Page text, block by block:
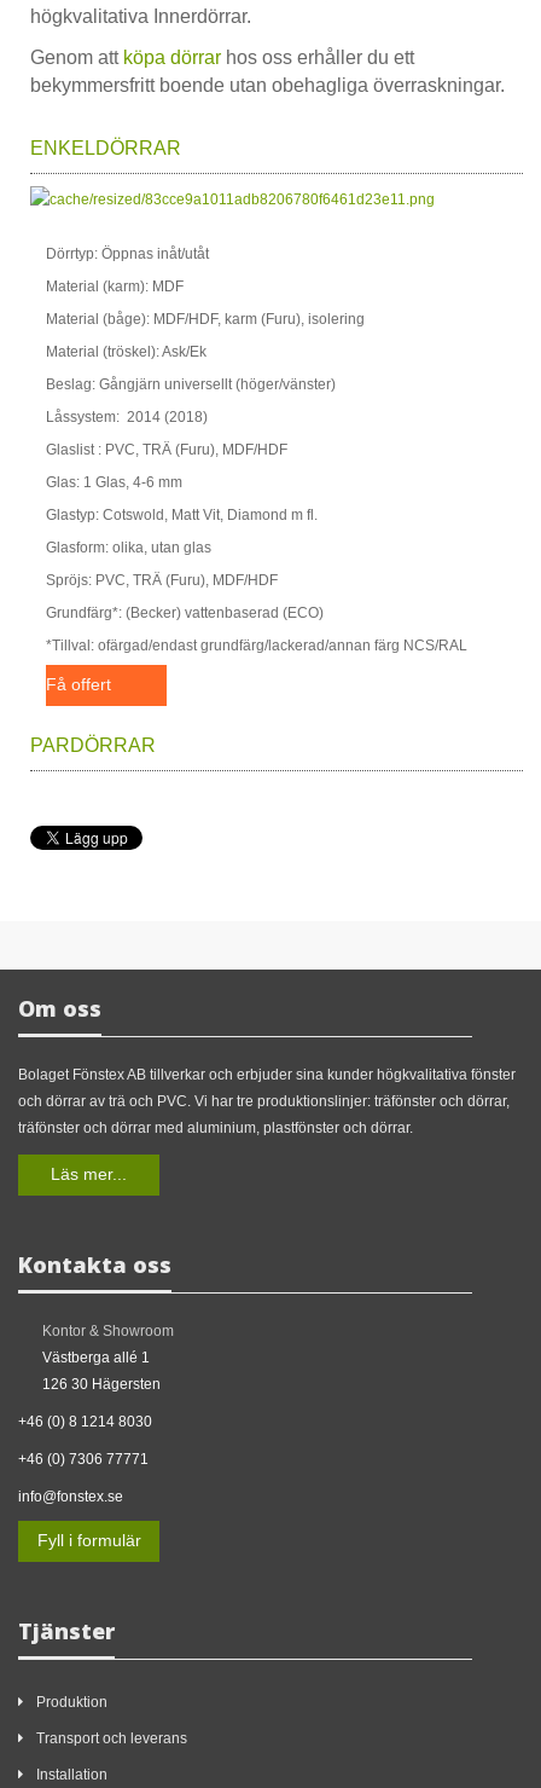
högkvalitativa Innerdörrar.
Genom att köpa dörrar hos oss erhåller du ett
bekymmersfritt boende utan obehagliga överraskningar.
ENKELDÖRRAR
Dörrtyp: Öppnas inåt/utåt
Material (karm): MDF
Material (båge): MDF/HDF, karm (Furu), isolering
Material (tröskel): Ask/Ek
Beslag: Gångjärn universellt (höger/vänster)
Låssystem: 2014 (2018)
Glaslist : PVC, TRÄ (Furu), MDF/HDF
Glas: 1 Glas, 4-6 mm
Glastyp: Cotswold, Matt Vit, Diamond m fl.
Glasform: olika, utan glas
Spröjs: PVC, TRÄ (Furu), MDF/HDF
Grundfärg*: (Becker) vattenbaserad (ECO)
*Tillval: ofärgad/endast grundfärg/lackerad/annan färg NCS/RAL
Få offert
PARDÖRRAR
Dörrtyp: Öppnas inåt/utåt (2-luft)
Låssystem: 2014 (2018)
Glas: 1 Glas, 4-6 mm
Glastyp: Cotswold, Matt Vit, Diamond m fl.
Spröjs: PVC, TRÄ (Furu), MDF/HDF
Om oss
Bolaget Fönstex AB tillverkar och erbjuder sina kunder högkvalitativa fönster
och dörrar av trä och PVC. Vi har tre produktionslinjer: träfönster och dörrar,
träfönster och dörrar med aluminium, plastfönster och dörrar.
Läs mer...
Kontakta oss
Kontor & Showroom
Västberga allé 1
126 30 Hägersten
+46 (0) 8 1214 8030
+46 (0) 7306 77771
info@fonstex.se
Fyll i formulär
Tjänster
Produktion
Transport och leverans
Installation